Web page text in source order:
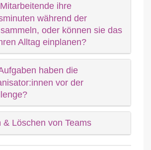
ihre
während der
oder können sie das
Alltag einplanen?
haben die
vor der
& Löschen von Teams